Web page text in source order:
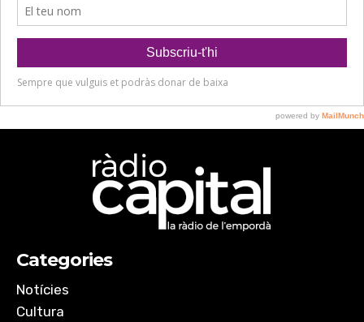
Categories
Notícies
Cultura